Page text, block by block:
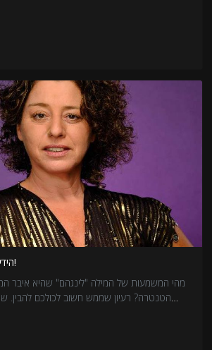
8. הידעת? לזין שלך יש לב!
הטנטרה? רעיון שממש חשוב לכולכם להבין.
אשמה בגלל שיש לך זין?- האם מישהו או
ברגשות שלך בגלל שיש לך זין?- האם אתה אוהב את